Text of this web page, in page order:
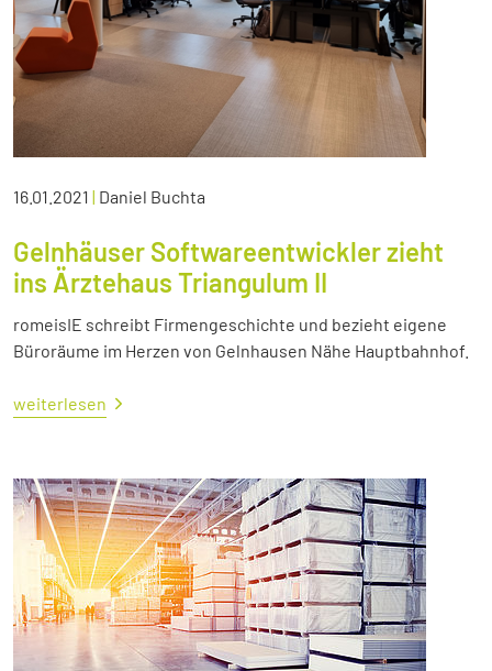
16.01.2021 | Daniel Buchta
Gelnhäuser Softwareentwickler zieht
ins Ärztehaus Triangulum II
romeisIE schreibt Firmengeschichte und bezieht eigene
Büroräume im Herzen von Gelnhausen Nähe Hauptbahnhof.
weiterlesen